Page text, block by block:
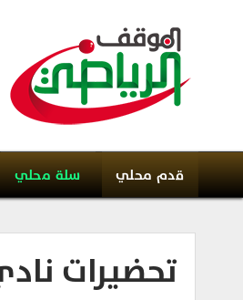
قدم محلي سلة محلي
تحضيرات